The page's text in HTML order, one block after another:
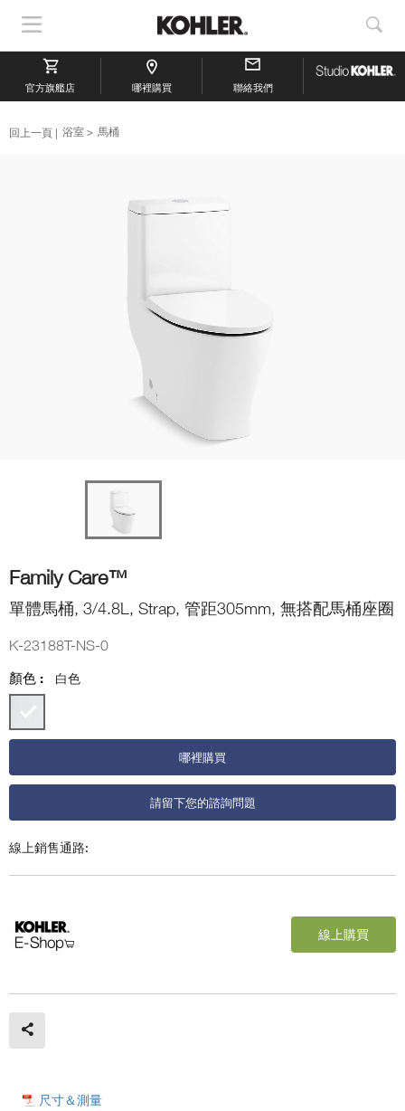
顯
示
導
航
顯
示
搜
官方旗艦店 哪裡購買 聯絡我們
回上一頁 浴室 馬桶
Family Care™
單體馬桶, 3/4.8L, Strap, 管距305mm, 無搭配馬桶座圈
K-23188T-NS-0
顏色 :
白色
哪裡購買
請留下您的諮詢問題
線上銷售通路:
線上購買
尺寸＆測量